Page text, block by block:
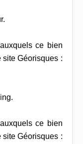
ce bien
Géorisques :
ce bien
Géorisques :